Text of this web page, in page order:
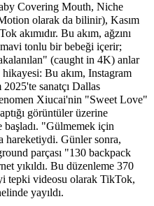
Covering Mouth, Niche
olarak da bilinir), Kasım
akımıdır. Bu akım, ağzını
tonlu bir bebeği içerir;
(caught in 4K) anlar
Bu akım, Instagram
sanatçı Dallas
Xiucai'nin "Sweet Love"
görüntüler üzerine
"Gülmemek için
Günler sonra,
parçası "130 backpack
yıkıldı. Bu düzenleme 370
tepki videosu olarak TikTok,
yayıldı.